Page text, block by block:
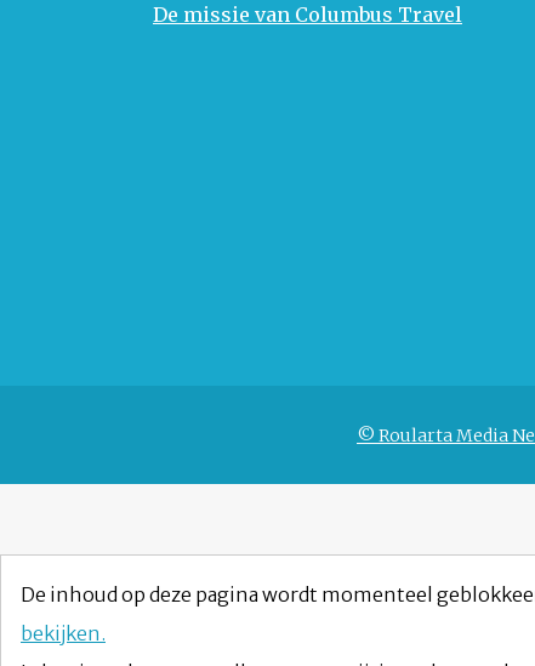
De missie van Columbus Travel
© Roularta Media
De inhoud op deze pagina wordt momenteel
bekijken.